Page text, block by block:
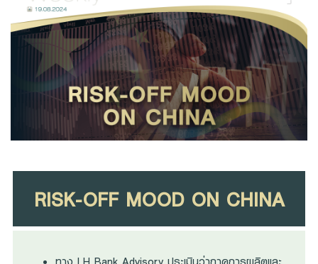
Family Banking
Foreigners
RISK-OFF MOOD ON CHINA